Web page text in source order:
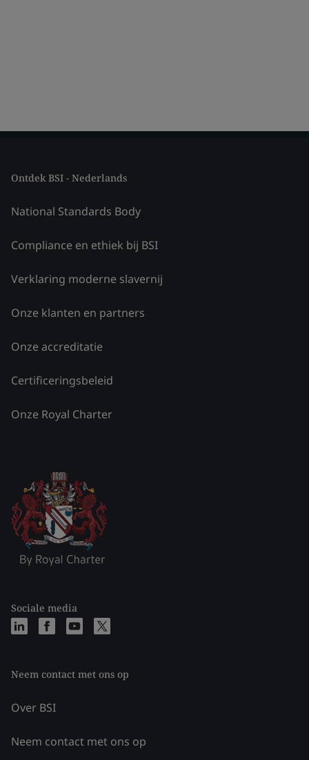
Ontdek BSI - Nederlands
National Standards Body
Compliance en ethiek bij BSI
Verklaring moderne slavernij
Onze klanten en partners
Onze accreditatie
Certificeringsbeleid
Onze Royal Charter
Sociale media
Neem contact met ons op
Over BSI
Neem contact met ons op